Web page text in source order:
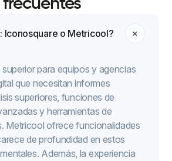
Iconosquare o Metricool?
para equipos y agencias
que necesitan informes
superiores, funciones de
y herramientas de
Metricool ofrece funcionalidades
de profundidad en estos
Además, la experiencia